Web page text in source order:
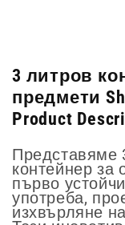
3 литров
предмети
Product
Представяме
контейнер за
първо
употреба,
изхвърляне